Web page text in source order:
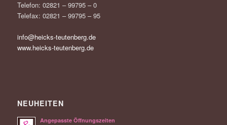
Telefon: 02821 – 99795 – 0
Telefax: 02821 – 99795 – 95
info@heicks-teutenberg.de
www.heicks-teutenberg.de
NEUHEITEN
Angepasste Öffnungszeiten